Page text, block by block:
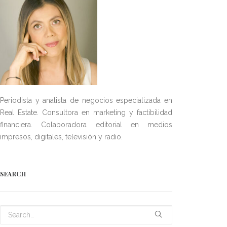
Periodista y analista de negocios especializada en
Real Estate. Consultora en marketing y factibilidad
financiera. Colaboradora editorial en medios
impresos, digitales, televisión y radio.
SEARCH